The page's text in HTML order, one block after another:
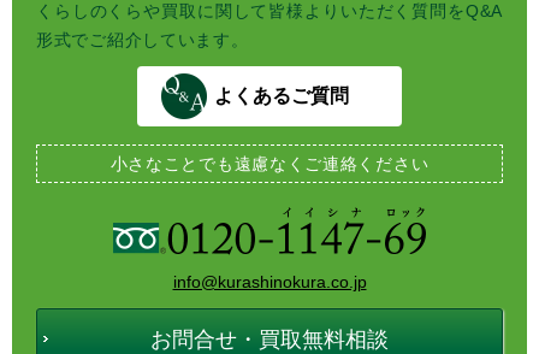
くらしのくらや買取に関して皆様よりいただく質問をQ&A
形式でご紹介しています。
よくあるご質問
小さなことでも遠慮なくご連絡ください
info@kurashinokura.co.jp
お問合せ・買取無料相談